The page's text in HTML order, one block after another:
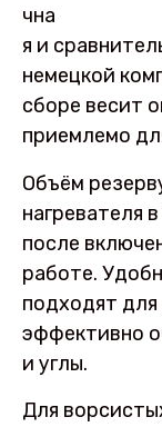
чна
я и
немецкой
сборе весит
приемлемо
Объём
нагревателя
после
работе.
подходят
эффективно
и углы.
Для